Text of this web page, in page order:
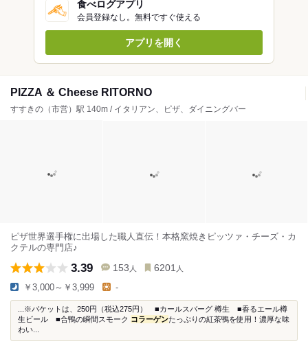
食べログアプリ
会員登録なし。無料ですぐ使える
アプリを開く
PIZZA ＆ Cheese RITORNO
すすきの（市営）駅 140m / イタリアン、ピザ、ダイニングバー
ピザ世界選手権に出場した職人直伝！本格窯焼きピッツァ・チーズ・カ
クテルの専門店♪
3.39 153 人 6201 人
￥3,000～￥3,999 -
...※バケットは、250円（税込275円） ■カールスバーグ 樽生 ■香るエール樽
生ビール ■合鴨の瞬間スモーク コラーゲンたっぷりの紅茶鴨を使用！濃厚な味
わい...